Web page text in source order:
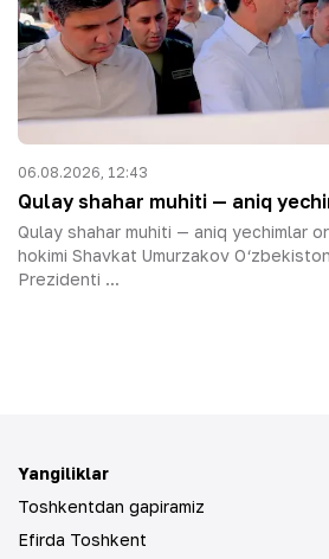
06.08.2026, 12:43
Qulay shahar muhiti — aniq
Qulay shahar muhiti — aniq yechimlar
hokimi Shavkat Umurzakov
Prezidenti ...
Yangiliklar
Toshkentdan gapiramiz
Efirda Toshkent